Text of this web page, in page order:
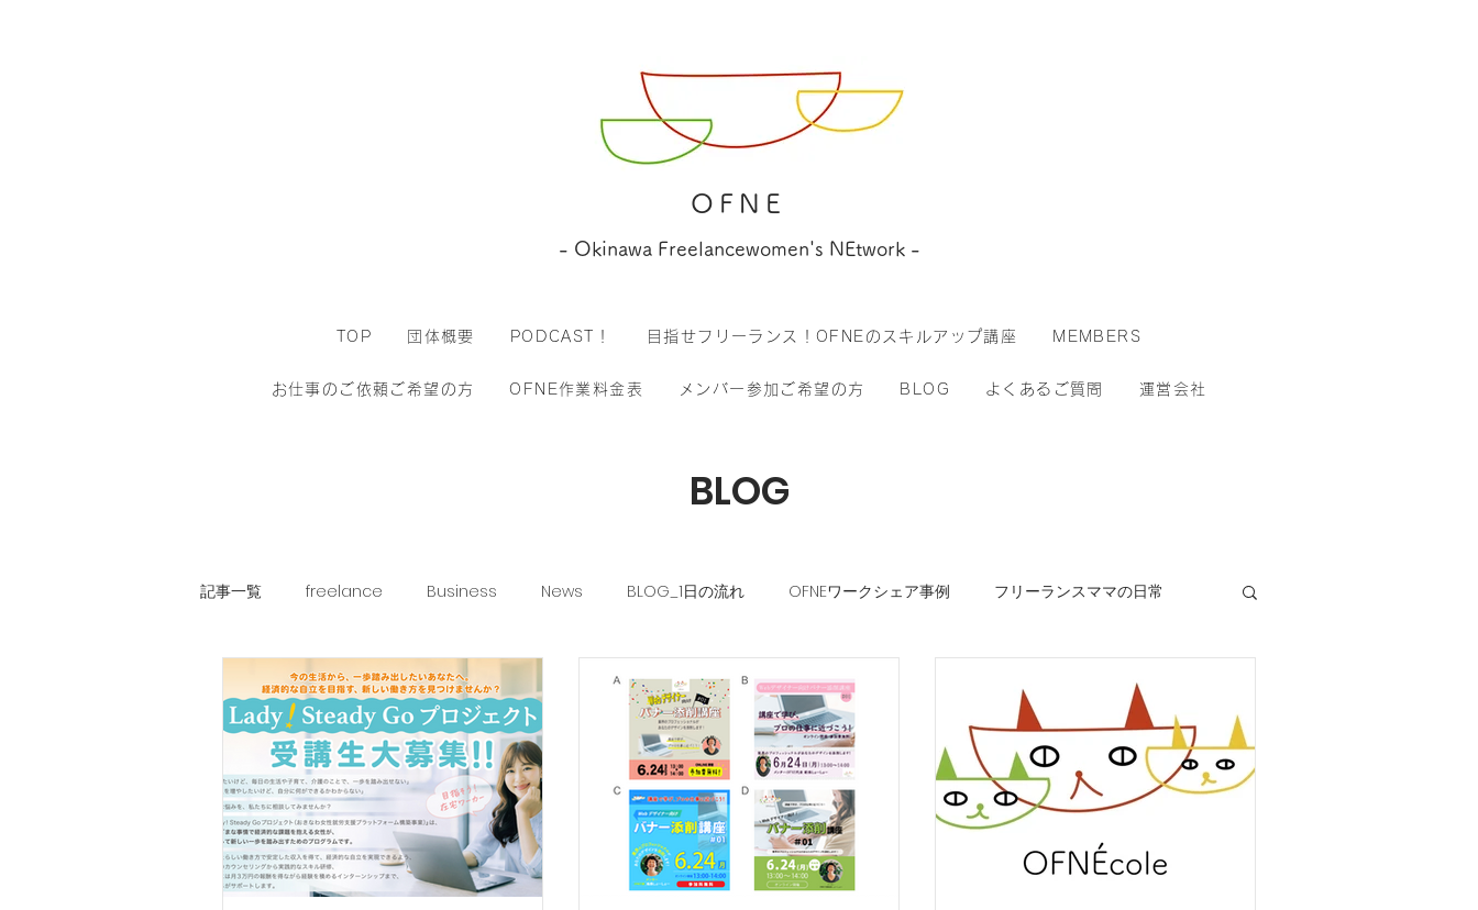
OFNE
- Okinawa Freelancewomen's NEtwork -
TOP 団体概要 PODCAST！ 目指せフリーランス！OFNEのスキルアップ講座 MEMBERS
お仕事のご依頼ご希望の方 OFNE作業料金表 メンバー参加ご希望の方 BLOG よくあるご質問 運営会社
BLOG
記事一覧 freelance Business News BLOG_1日の流れ OFNEワークシェア事例 フリーランスママの日常
オフネコ OFNE船長のぼやき